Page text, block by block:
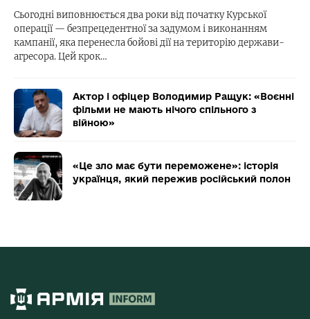
Сьогодні виповнюється два роки від початку Курської
операції — безпрецедентної за задумом і виконанням
кампанії, яка перенесла бойові дії на територію держави-
агресора. Цей крок…
Актор і офіцер Володимир Ращук: «Воєнні
фільми не мають нічого спільного з
війною»
«Це зло має бути переможене»: історія
українця, який пережив російський полон